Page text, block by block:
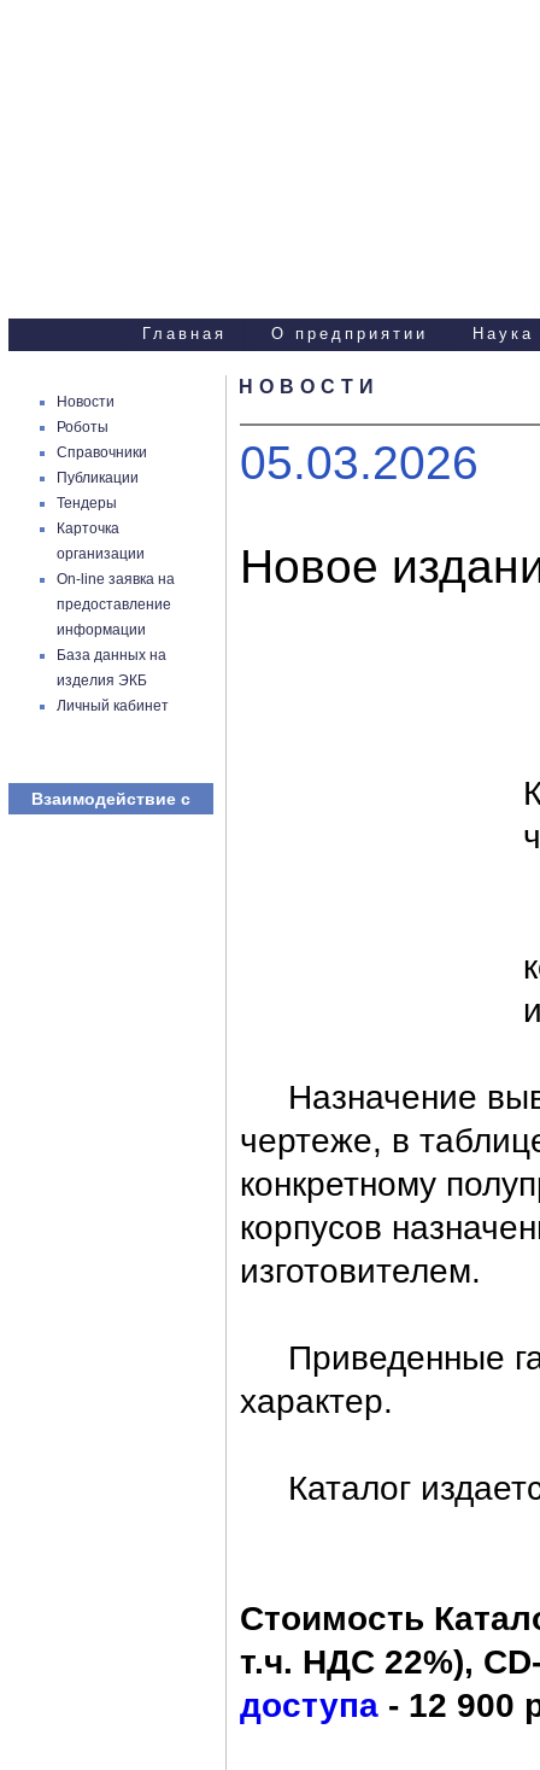
Главная О предприятии Наука
Новости
Роботы
Справочники
Публикации
Тендеры
Карточка
организации
On-line заявка на
предоставление
информации
База данных на
изделия ЭКБ
Личный кабинет
Взаимодействие с
НОВОСТИ
05.03.2026
Новое
Назначение
чертеже, в
конкретному
корпусов
изготовителем.
Приведенные
характер.
Каталог
Стоимость
т.ч. НДС 22%),
доступа- 12 900